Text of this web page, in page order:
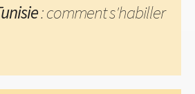
: comment s'habiller